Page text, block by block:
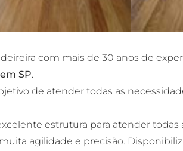
com mais de 30 anos de
SP.
de atender todas as
estrutura para atender
agilidade e precisão.